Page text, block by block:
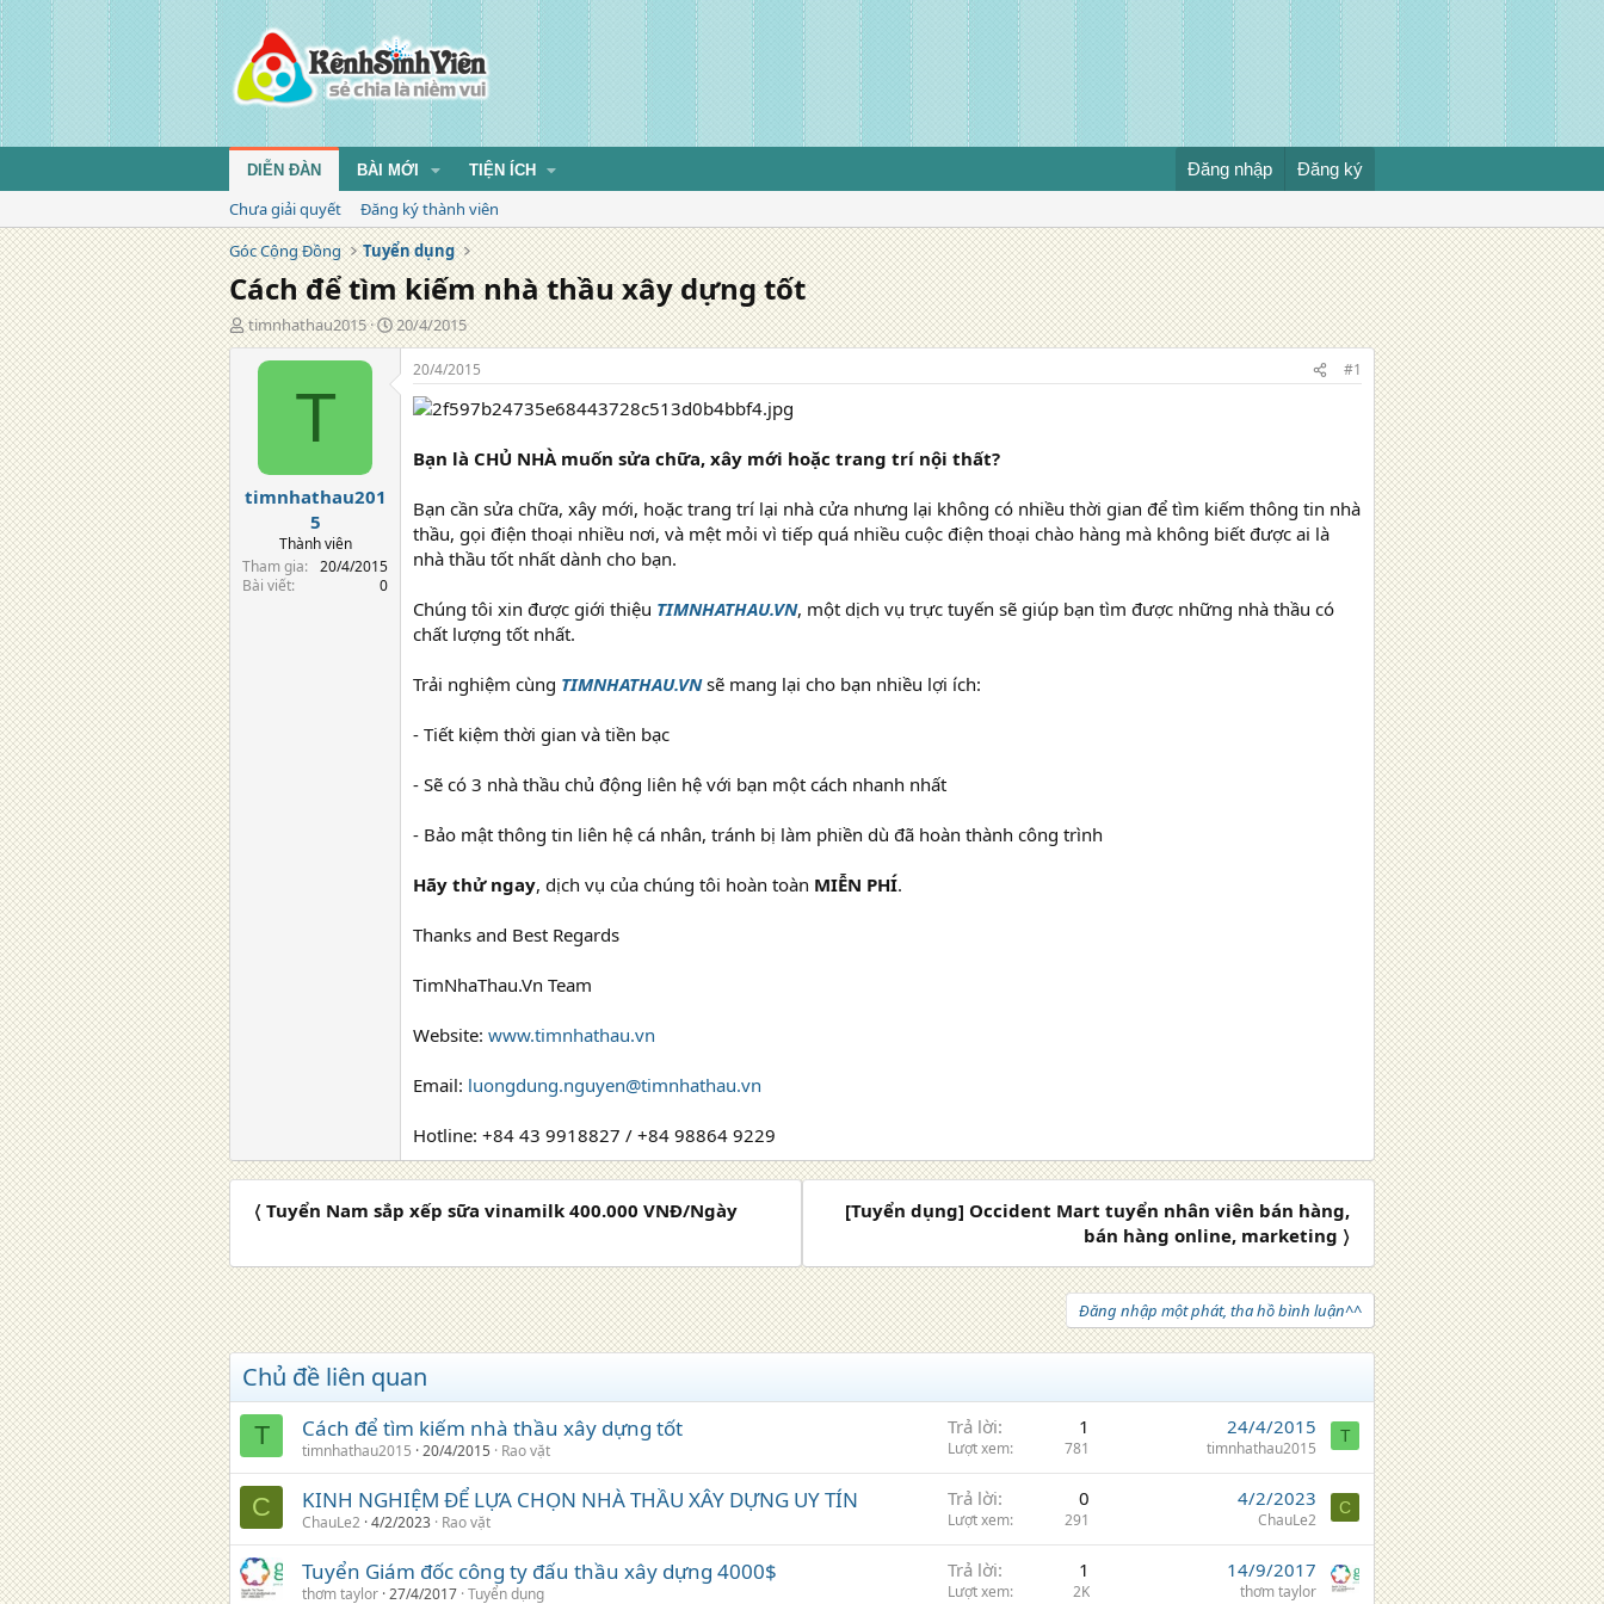
DIỄN ĐÀN BÀI MỚI TIỆN ÍCH Đăng nhập Đăng ký
Chưa giải quyết
Đăng ký thành viên
Góc Cộng Đồng
Tuyển dụng
Cách để tìm kiếm nhà thầu xây dựng tốt
T
á
timnhathau2015
N
g
y
20/4/2015
T
timnhathau201
5
Thành viên
Tham gia
20/4/2015
Bài viết
0
20/4/2015 #1
Bạn là CHỦ NHÀ muốn sửa chữa, xây mới hoặc trang trí nội thất?
Bạn cần sửa chữa, xây mới, hoặc trang trí lại nhà cửa nhưng lại không có nhiều thời gian để tìm kiếm thông tin nhà
thầu, gọi điện thoại nhiều nơi, và mệt mỏi vì tiếp quá nhiều cuộc điện thoại chào hàng mà không biết được ai là
nhà thầu tốt nhất dành cho bạn.
Chúng tôi xin được giới thiệu TIMNHATHAU.VN, một dịch vụ trực tuyến sẽ giúp bạn tìm được những nhà thầu có
chất lượng tốt nhất.
Trải nghiệm cùng TIMNHATHAU.VNsẽ mang lại cho bạn nhiều lợi ích:
- Tiết kiệm thời gian và tiền bạc
- Sẽ có 3 nhà thầu chủ động liên hệ với bạn một cách nhanh nhất
- Bảo mật thông tin liên hệ cá nhân, tránh bị làm phiền dù đã hoàn thành công trình
Hãy thử ngay, dịch vụ của chúng tôi hoàn toàn MIỄN PHÍ.
Thanks and Best Regards
TimNhaThau.Vn Team
Website: www.timnhathau.vn
Email: luongdung.nguyen@timnhathau.vn
Hotline: +84 43 9918827 / +84 98864 9229
〈 Tuyển Nam sắp xếp sữa vinamilk 400.000 VNĐ/Ngày
[Tuyển dụng] Occident Mart tuyển nhân viên bán hàng,
bán hàng online, marketing 〉
Đăng nhập một phát, tha hồ bình luận^^
Chủ đề liên quan
T Cách để tìm kiếm nhà thầu xây dựng tốt
timnhathau2015 20/4/2015 Rao vặt
Trả lời 1
Lượt xem 781
24/4/2015
timnhathau2015
T
C KINH NGHIỆM ĐỂ LỰA CHỌN NHÀ THẦU XÂY DỰNG UY TÍN
ChauLe2 4/2/2023 Rao vặt
Trả lời 0
Lượt xem 291
4/2/2023
ChauLe2
C
Tuyển Giám đốc công ty đấu thầu xây dựng 4000$
thơm taylor 27/4/2017 Tuyển dụng
Trả lời 1
Lượt xem 2K
14/9/2017
thơm taylor